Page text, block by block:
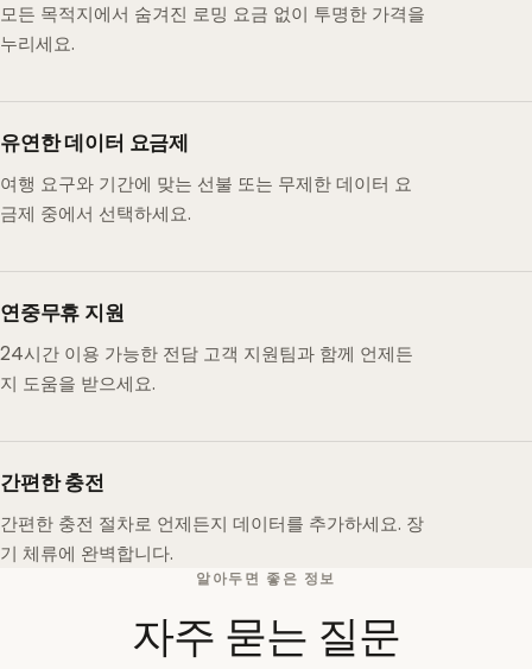
모든 목적지에서 숨겨진 로밍 요금 없이 투명한 가격을
누리세요.
유연한 데이터 요금제
여행 요구와 기간에 맞는 선불 또는 무제한 데이터 요
금제 중에서 선택하세요.
연중무휴 지원
24시간 이용 가능한 전담 고객 지원팀과 함께 언제든
지 도움을 받으세요.
간편한 충전
간편한 충전 절차로 언제든지 데이터를 추가하세요. 장
기 체류에 완벽합니다.
알아두면 좋은 정보
자주 묻는 질문